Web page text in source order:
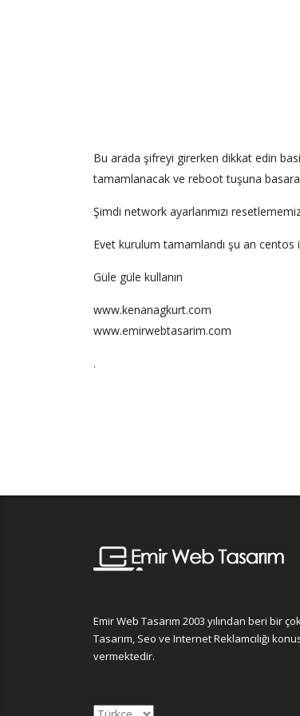
Bu arada şifreyi girerken dikkat edin
tamamlanacak ve reboot tuşuna
Şimdi network ayarlarımızı
Evet kurulum tamamlandı şu an centos
Güle güle kullanın
www.kenanagkurt.com
www.emirwebtasarim.com
.
Emir Web Tasarım 2003 yılından beri bir
Tasarım, Seo ve Internet Reklamcılığı
vermektedir.
Choose